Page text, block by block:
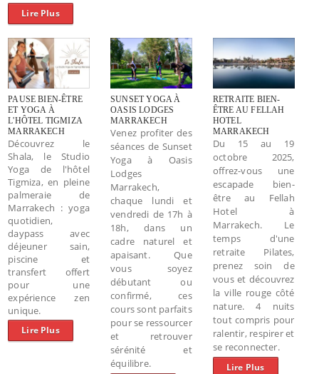
Lire Plus
PAUSE BIEN-ÊTRE
ET YOGA À
L'HÔTEL TIGMIZA
MARRAKECH
Découvrez le
Shala, le Studio
Yoga de l'hôtel
Tigmiza, en pleine
palmeraie de
Marrakech : yoga
quotidien,
daypass avec
déjeuner sain,
piscine et
transfert offert
pour une
expérience zen
unique.
Lire Plus
SUNSET YOGA À
OASIS LODGES
MARRAKECH
Venez profiter des
séances de Sunset
Yoga à Oasis
Lodges
Marrakech,
chaque lundi et
vendredi de 17h à
18h, dans un
cadre naturel et
apaisant. Que
vous soyez
débutant ou
confirmé, ces
cours sont parfaits
pour se ressourcer
et retrouver
sérénité et
équilibre.
RETRAITE BIEN-
ÊTRE AU FELLAH
HOTEL
MARRAKECH
Du 15 au 19
octobre 2025,
offrez-vous une
escapade bien-
êtreau Fellah
Hotel à
Marrakech. Le
temps d'une
retraite Pilates,
prenez soin de
vous et découvrez
la ville rouge côté
nature. 4 nuits
tout compris pour
ralentir, respirer et
se reconnecter.
Lire Plus